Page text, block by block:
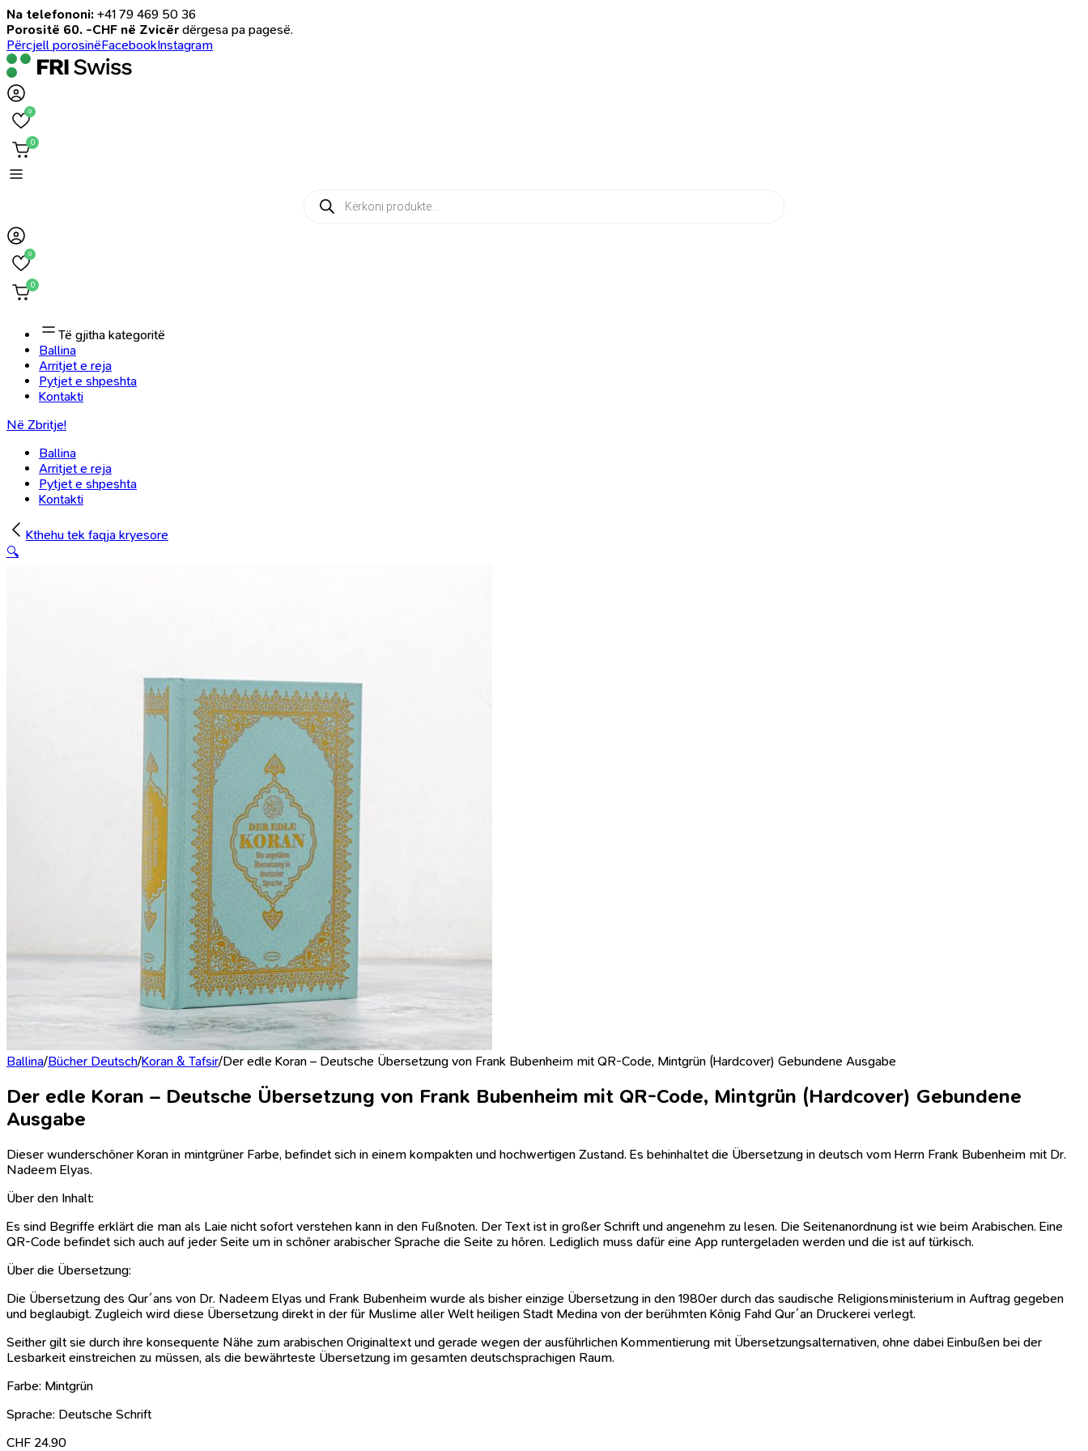
Na telefononi: +41 79 469 50 36
Porositë 60. -CHF në Zvicër dërgesa pa pagesë.
Përcjell porosinëFacebookInstagram
0
0
Products
search
0
0
Të gjitha kategoritë
Ballina
Arritjet e reja
Pytjet e shpeshta
Kontakti
Në Zbritje!
Ballina
Arritjet e reja
Pytjet e shpeshta
Kontakti
Kthehu tek faqja kryesore
🔍
Ballina/Bücher Deutsch/Koran & Tafsir/Der edle Koran – Deutsche Übersetzung von Frank Bubenheim mit QR-Code, Mintgrün (Hardcover) Gebundene Ausgabe
Der edle Koran – Deutsche Übersetzung von Frank Bubenheim mit QR-Code, Mintgrün (Hardcover) Gebundene
Ausgabe
Dieser wunderschöner Koran in mintgrüner Farbe, befindet sich in einem kompakten und hochwertigen Zustand. Es behinhaltet die Übersetzung in deutsch vom Herrn Frank Bubenheim mit Dr.
Nadeem Elyas.
Über den Inhalt:
Es sind Begriffe erklärt die man als Laie nicht sofort verstehen kann in den Fußnoten. Der Text ist in großer Schrift und angenehm zu lesen. Die Seitenanordnung ist wie beim Arabischen. Eine
QR-Code befindet sich auch auf jeder Seite um in schöner arabischer Sprache die Seite zu hören. Lediglich muss dafür eine App runtergeladen werden und die ist auf türkisch.
Über die Übersetzung:
Die Übersetzung des Qur´ans von Dr. Nadeem Elyas und Frank Bubenheim wurde als bisher einzige Übersetzung in den 1980er durch das saudische Religionsministerium in Auftrag gegeben
und beglaubigt. Zugleich wird diese Übersetzung direkt in der für Muslime aller Welt heiligen Stadt Medina von der berühmten König Fahd Qur´an Druckerei verlegt.
Seither gilt sie durch ihre konsequente Nähe zum arabischen Originaltext und gerade wegen der ausführlichen Kommentierung mit Übersetzungsalternativen, ohne dabei Einbußen bei der
Lesbarkeit einstreichen zu müssen, als die bewährteste Übersetzung im gesamten deutschsprachigen Raum.
Farbe: Mintgrün
Sprache: Deutsche Schrift
CHF 24.90